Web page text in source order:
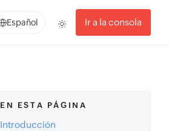
Español Ir a la consola
EN ESTA PÁGINA
Introducción